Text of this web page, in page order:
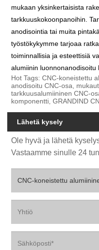
mukaan yksinkertaisista
tarkkuuskokoonpanoihin.
anodisointia tai muita
työstökykymme tarjoaa
toiminnallisia ja esteettisiä
alumiinin luonnonanodisoitu
Hot Tags: CNC-koneistettu
anodisoitu CNC-osa,
tarkkuusalumiininen CNC-
komponentti, GRANDIND
Lähetä kysely
Ole hyvä ja lähetä
Vastaamme sinulle 24